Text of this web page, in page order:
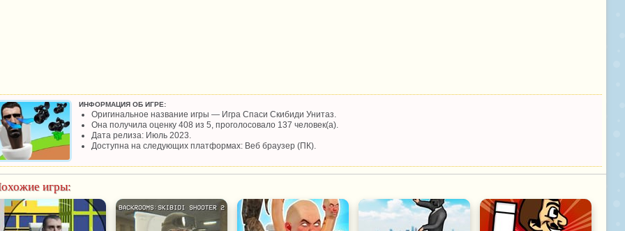
ИНФОРМАЦИЯ ОБ ИГРЕ:
Оригинальное название игры — Игра Спаси Скибиди Унитаз.
Она получила оценку 408 из 5, проголосовало 137 человек(а).
Дата релиза: Июль 2023.
Доступна на следующих платформах: Веб браузер (ПК).
игры: